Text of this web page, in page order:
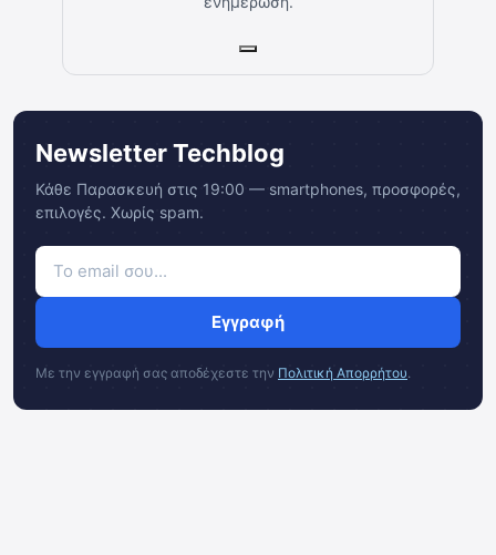
Newsletter Techblog
Κάθε Παρασκευή στις 19:00 — smartphones, προσφορές,
επιλογές. Χωρίς spam.
Εγγραφή
Με την εγγραφή σας αποδέχεστε την Πολιτική Απορρήτου.